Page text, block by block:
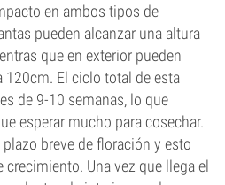
en ambos tipos de
pueden alcanzar una altura
que en exterior pueden
120cm. El ciclo total de esta
de 9-10 semanas, lo que
esperar mucho para cosechar.
breve de floración y esto
Una vez que llega el